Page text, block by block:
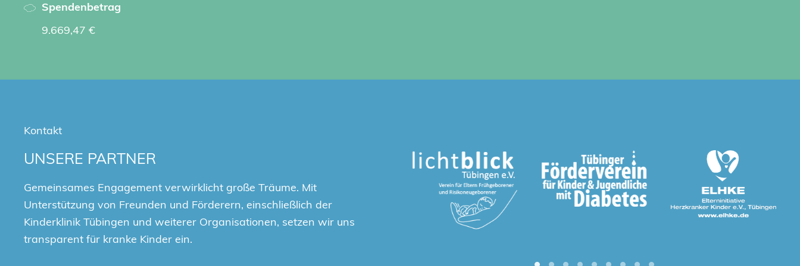
Spendenbetrag
9.669,47 €
Kontakt
UNSERE PARTNER
Gemeinsames Engagement verwirklicht große Träume. Mit
Unterstützung von Freunden und Förderern, einschließlich der
Kinderklinik Tübingen und weiterer Organisationen, setzen wir uns
transparent für kranke Kinder ein.